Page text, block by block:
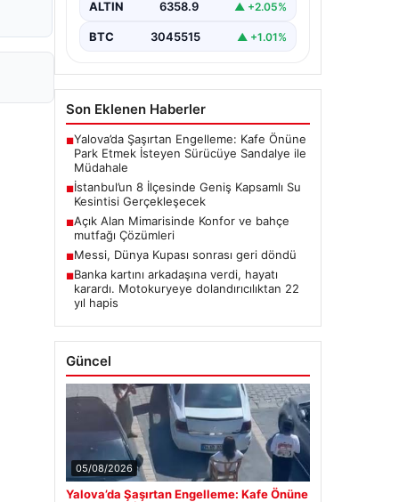
ALTIN 6358.9 ▲ +2.05%
BTC 3045515 ▲ +1.01%
Son Eklenen Haberler
■Yalova’da Şaşırtan Engelleme: Kafe Önüne
Park Etmek İsteyen Sürücüye Sandalye ile
Müdahale
■İstanbul’un 8 İlçesinde Geniş Kapsamlı Su
Kesintisi Gerçekleşecek
■Açık Alan Mimarisinde Konfor ve bahçe
mutfağı Çözümleri
■Messi, Dünya Kupası sonrası geri döndü
■Banka kartını arkadaşına verdi, hayatı
karardı. Motokuryeye dolandırıcılıktan 22
yıl hapis
Güncel
05/08/2026
Yalova’da Şaşırtan Engelleme: Kafe Önüne